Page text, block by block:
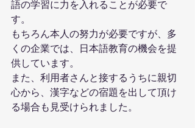
語の学習に力を入れることが必要で
す。
もちろん本人の努力が必要ですが、多
くの企業では、日本語教育の機会を提
供しています。
また、利用者さんと接するうちに親切
心から、漢字などの宿題を出して頂け
る場合も見受けられました。